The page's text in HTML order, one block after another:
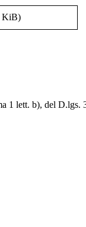
KiB)
1 lett. b), del D.lgs.